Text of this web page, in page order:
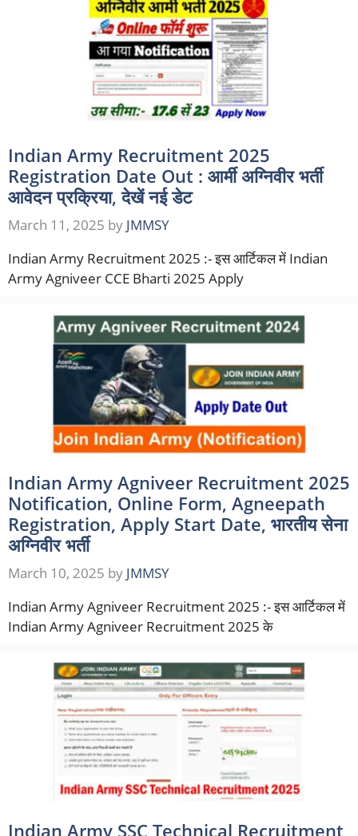
Indian Army Recruitment 2025
Registration Date Out : आर्मी अग्निवीर भर्ती
आवेदन प्रक्रिया, देखें नई डेट
March 11, 2025 by JMMSY
Indian Army Recruitment 2025 :- इस आर्टिकल में Indian
Army Agniveer CCE Bharti 2025 Apply
Indian Army Agniveer Recruitment 2025
Notification, Online Form, Agneepath
Registration, Apply Start Date, भारतीय सेना
अग्निवीर भर्ती
March 10, 2025 by JMMSY
Indian Army Agniveer Recruitment 2025 :- इस आर्टिकल में
Indian Army Agniveer Recruitment 2025 के
Indian Army SSC Technical Recruitment